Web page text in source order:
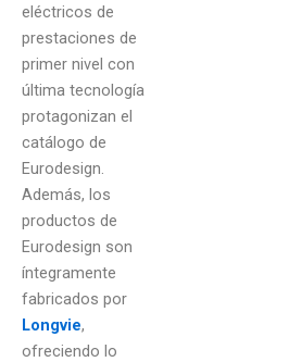
eléctricos de
prestaciones de
primer nivel con
última tecnología
protagonizan el
catálogo de
Eurodesign.
Además, los
productos de
Eurodesign son
íntegramente
fabricados por
Longvie,
ofreciendo lo